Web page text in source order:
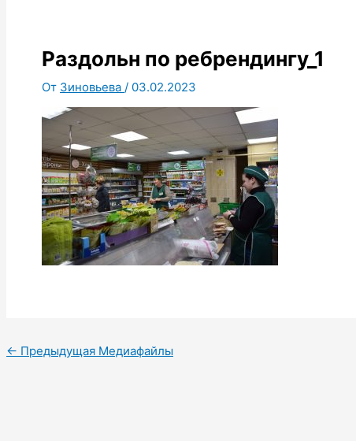
Раздольн по ребрендингу_1
От Зиновьева / 03.02.2023
← Предыдущая Медиафайлы